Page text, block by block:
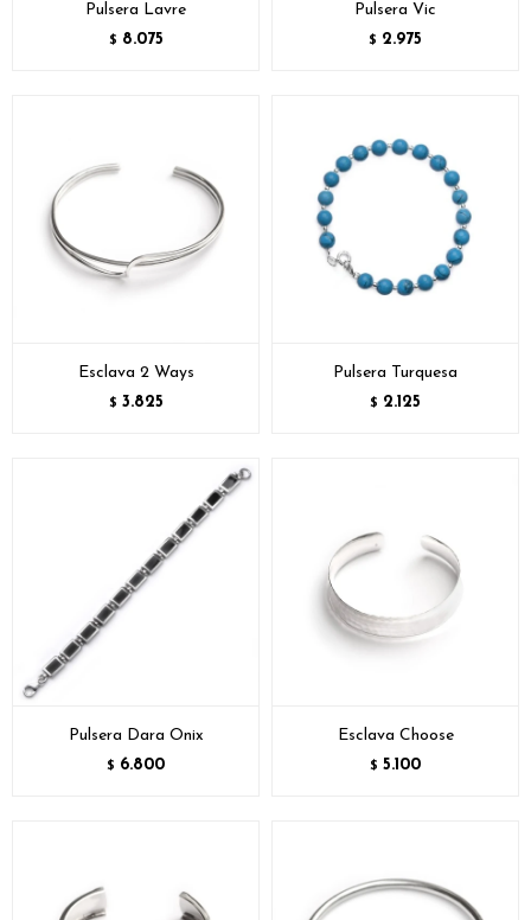
Pulsera Lavre
$ 8.075
Pulsera Vic
$ 2.975
Esclava 2 Ways
$ 3.825
Pulsera Turquesa
$ 2.125
Pulsera Dara Onix
$ 6.800
Esclava Choose
$ 5.100